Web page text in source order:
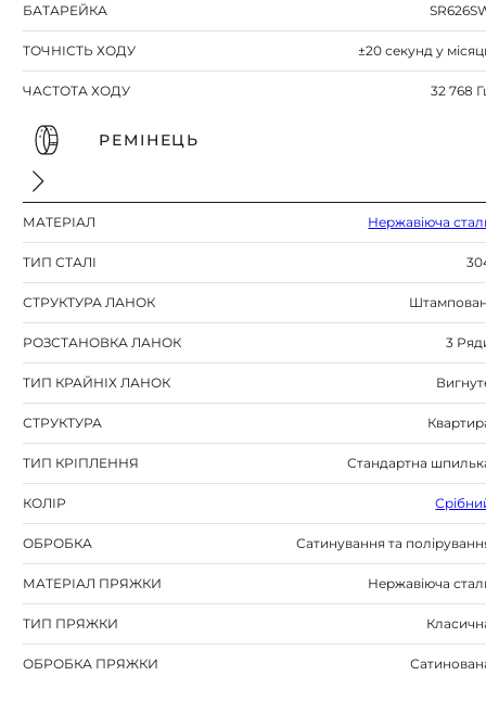
БАТАРЕЙКА
ТОЧНІСТЬ ХОДУ ±20 секунд у
ЧАСТОТА ХОДУ 32 768
РЕМІНЕЦЬ
МАТЕРІАЛ Нержавіюча
ТИП СТАЛІ
СТРУКТУРА ЛАНОК
РОЗСТАНОВКА ЛАНОК 3
ТИП КРАЙНІХ ЛАНОК
СТРУКТУРА
ТИП КРІПЛЕННЯ Стандартна
КОЛІР
ОБРОБКА Сатинування та
МАТЕРІАЛ ПРЯЖКИ Нержавіюча
ТИП ПРЯЖКИ
ОБРОБКА ПРЯЖКИ